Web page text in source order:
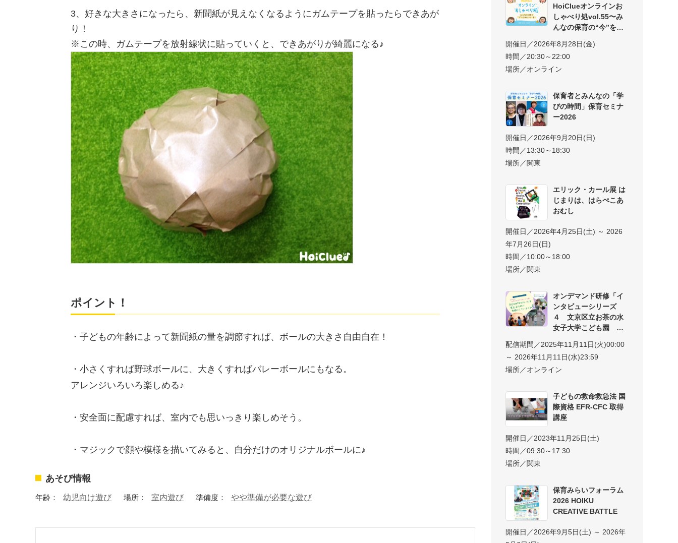
3、好きな大きさになったら、新聞紙が見えなくなるようにガムテープを貼ったらできあが
り！
※この時、ガムテープを放射線状に貼っていくと、できあがりが綺麗になる♪
ポイント！
・子どもの年齢によって新聞紙の量を調節すれば、ボールの大きさ自由自在！
・小さくすれば野球ボールに、大きくすればバレーボールにもなる。
アレンジいろいろ楽しめる♪
・安全面に配慮すれば、室内でも思いっきり楽しめそう。
・マジックで顔や模様を描いてみると、自分だけのオリジナルボールに♪
あそび情報
年齢： 幼児向け遊び 場所： 室内遊び 準備度： やや準備が必要な遊び
HoiClueオンラインお
しゃべり処vol.55〜み
んなの保育の“今”を交
開催日／2026年8月28日(金)
時間／20:30～22:00
場所／オンライン
保育者とみんなの「学
びの時間」保育セミナ
ー2026
開催日／2026年9月20日(日)
時間／13:30～18:30
場所／関東
エリック・カール展 は
じまりは、はらぺこあ
おむし
開催日／2026年4月25日(土) ～ 2026
年7月26日(日)
時間／10:00～18:00
場所／関東
オンデマンド研修「イ
ンタビューシリーズ
４ 文京区立お茶の水
女子大学こども園 子
配信期間／2025年11月11日(火)00:00
～ 2026年11月11日(水)23:59
場所／オンライン
子どもの救命救急法 国
際資格 EFR-CFC 取得
講座
開催日／2023年11月25日(土)
時間／09:30～17:30
場所／関東
保育みらいフォーラム
2026 HOIKU
CREATIVE BATTLE
開催日／2026年9月5日(土) ～ 2026年